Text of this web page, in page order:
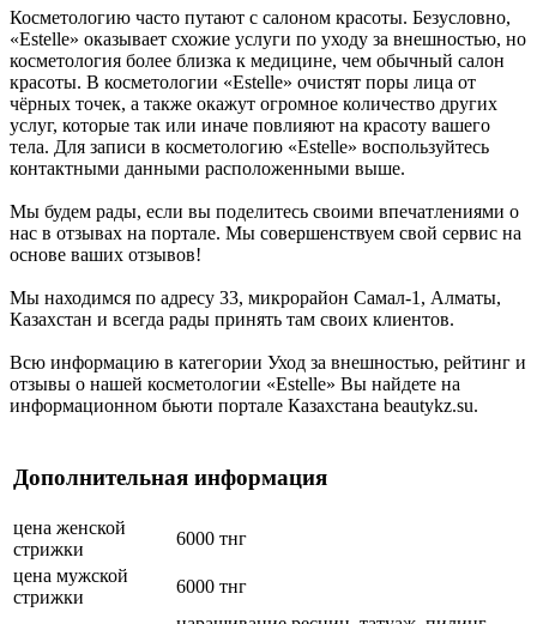
Косметологию часто путают с салоном красоты. Безусловно,
«Estelle» оказывает схожие услуги по уходу за внешностью, но
косметология более близка к медицине, чем обычный салон
красоты. В косметологии «Estelle» очистят поры лица от
чёрных точек, а также окажут огромное количество других
услуг, которые так или иначе повлияют на красоту вашего
тела. Для записи в косметологию «Estelle» воспользуйтесь
контактными данными расположенными выше.
Мы будем рады, если вы поделитесь своими впечатлениями о
нас в отзывах на портале. Мы совершенствуем свой сервис на
основе ваших отзывов!
Мы находимся по адресу 33, микрорайон Самал-1, Алматы,
Казахстан и всегда рады принять там своих клиентов.
Всю информацию в категории Уход за внешностью, рейтинг и
отзывы о нашей косметологии «Estelle» Вы найдете на
информационном бьюти портале Казахстана beautykz.su.
Дополнительная информация
цена женской
стрижки
6000 тнг
цена мужской
стрижки
6000 тнг